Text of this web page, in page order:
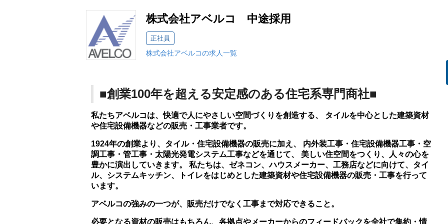
株式会社アベルコ 中途採用
正社員
株式会社アベルコの求人一覧
■創業100年を超える安定感のある住宅系専門商社■
私たちアベルコは、快適で人にやさしい空間づくりを創造する、 タイルを中心とした建築資材
や住宅設備機器などの販売・工事業者です。
1924年の創業より、タイル・住宅設備機器の販売に加え、 内外装工事・住宅設備機器工事・空
調工事・管工事・太陽光発電システム工事などを通じて、 美しい住空間をつくり、人々の心を
豊かに演出していきます。 私たちは、ゼネコン、ハウスメーカー、工務店などに向けて、タイ
ル、システムキッチン、トイレをはじめとした建築資材や住宅設備機器の販売・工事を行って
います。
アベルコの強みの一つが、販売だけでなく工事まで対応できること。
必要となる資材の販売はもちろん、各拠点やメーカーからのフィードバックを全社で集約・情